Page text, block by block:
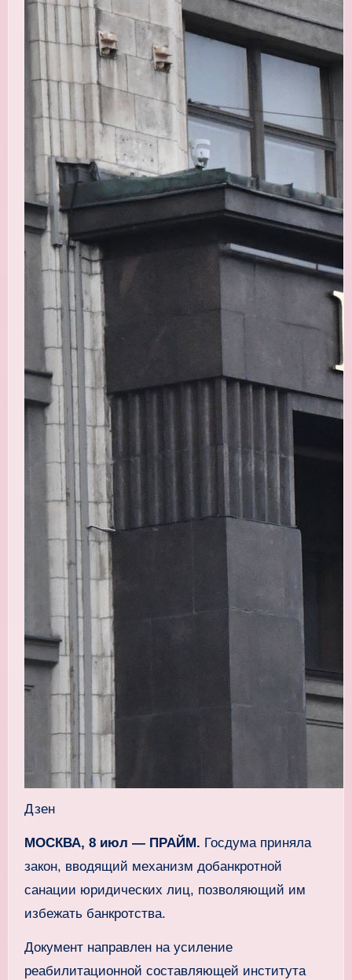
Дзен
МОСКВА, 8 июл — ПРАЙМ. Госдума приняла
закон, вводящий механизм добанкротной
санации юридических лиц, позволяющий им
избежать банкротства.
Документ направлен на усиление
реабилитационной составляющей института